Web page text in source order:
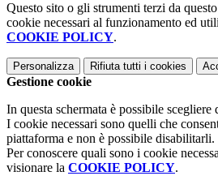
Questo sito o gli strumenti terzi da
cookie necessari al funzionamento ed
COOKIE POLICY.
Personalizza Rifiuta tutti i cookies
Gestione cookie
In questa schermata è possibile
I cookie necessari sono quelli che
piattaforma e non è possibile disabilitarli.
Per conoscere quali sono i cookie
visionare la COOKIE POLICY.